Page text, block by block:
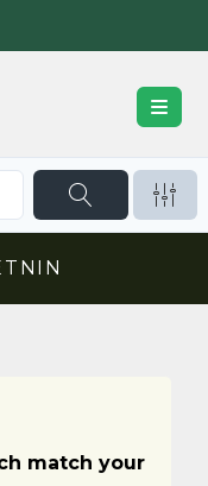
match your